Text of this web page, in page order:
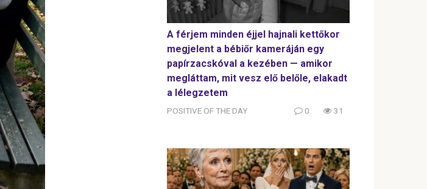
A férjem minden éjjel hajnali kettőkor
megjelent a bébiőr kameráján egy
papírzacskóval a kezében — amikor
megláttam, mit vesz elő belőle, elakadt
a lélegzetem
POSITIVE OF THE DAY 0 31